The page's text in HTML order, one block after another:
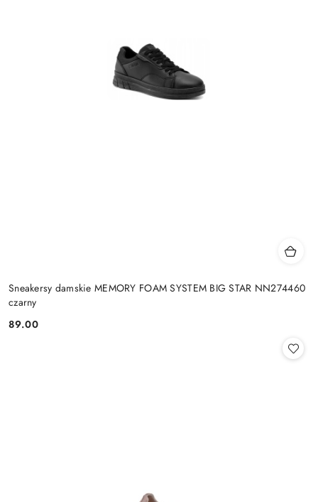
Sneakersy damskie MEMORY FOAM SYSTEM BIG STAR NN274460
czarny
Cena:
89.00